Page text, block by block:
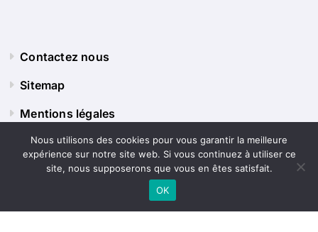
Contactez nous
Sitemap
Mentions légales
Panorama Terre
Explorez le monde sous tous ses angles
Nous utilisons des cookies pour vous garantir la meilleure
expérience sur notre site web. Si vous continuez à utiliser ce
site, nous supposerons que vous en êtes satisfait.
OK